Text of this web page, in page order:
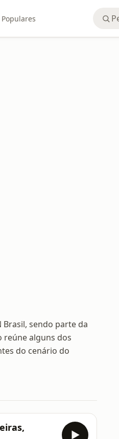
Brasil, sendo parte da
reúne alguns dos
do cenário do